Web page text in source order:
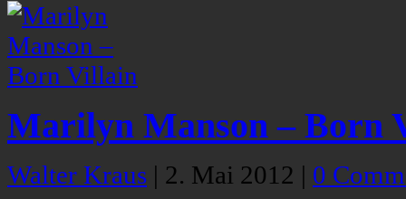
Marilyn Manson – Born
Walter Kraus | 2. Mai 2012 | 0